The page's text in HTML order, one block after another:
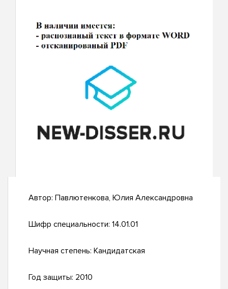
Автор: Павлютенкова, Юлия Александровна
Шифр специальности: 14.01.01
Научная степень: Кандидатская
Год защиты: 2010